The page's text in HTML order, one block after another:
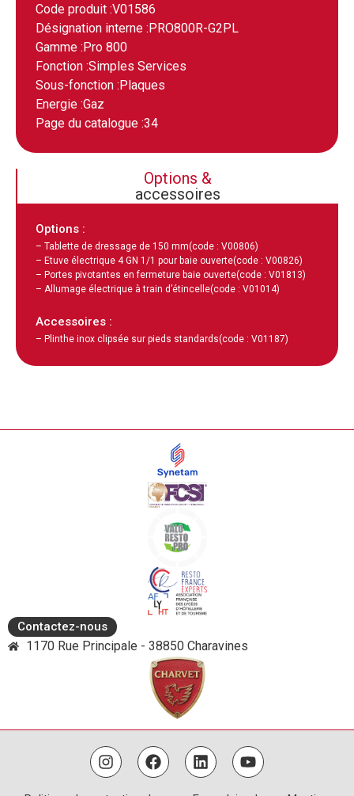
Code produit :V01586
Désignation interne :PRO800R-G2PL
Gamme :Pro 800
Fonction :Simples Services
Sous-fonction :Plaques
Energie :Gaz
Page du catalogue :34
Options &
accessoires
Options :
– Tablette de dressage de 150 mm(code : V00806)
– Etuve électrique 4 GN 1/1 pour baie ouverte(code : V00826)
– Portes pivotantes en fermeture baie ouverte(code : V01813)
– Allumage électrique à train d’étincelle(code : V01014)
Accessoires :
– Plinthe inox clipsée sur pieds standards(code : V01187)
Contactez-nous
1170 Rue Principale - 38850 Charavines